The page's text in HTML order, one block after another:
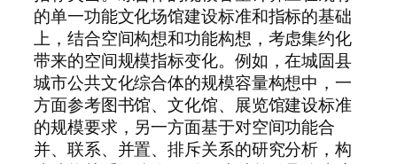
的单一功能文化场馆建设标准和指标的基础
上，结合空间构想和功能构想，考虑集约化
带来的空间规模指标变化。例如，在城固县
城市公共文化综合体的规模容量构想中，一
方面参考图书馆、文化馆、展览馆建设标准
的规模要求，另一方面基于对空间功能合
并、联系、并置、排斥关系的研究分析，构